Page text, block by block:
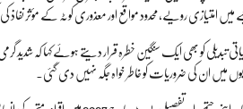
میں امتیازی رویے، محدود مواقع اور معذوری کوٹہ کے مؤثر
تبدیلی کو بھی ایک سنگین خطرہ قرار دیتے ہوئے کہا کہ شدید
میں ان کی ضروریات کو خاطر خواہ جگہ نہیں دی گئی۔